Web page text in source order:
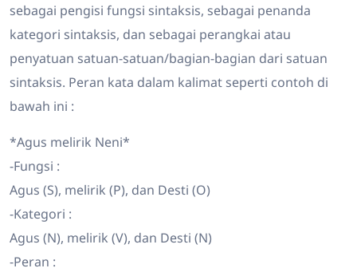
sebagai pengisi fungsi sintaksis, sebagai penanda
kategori sintaksis, dan sebagai perangkai atau
penyatuan satuan-satuan/bagian-bagian dari satuan
sintaksis. Peran kata dalam kalimat seperti contoh di
bawah ini :
*Agus melirik Neni*
-Fungsi :
Agus (S), melirik (P), dan Desti (O)
-Kategori :
Agus (N), melirik (V), dan Desti (N)
-Peran :